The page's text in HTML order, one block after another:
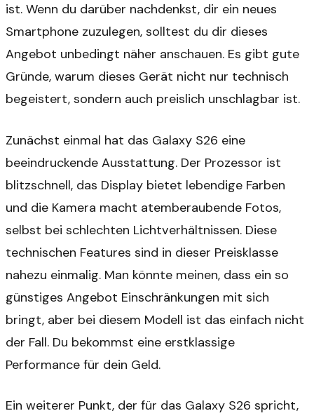
ist. Wenn du darüber nachdenkst, dir ein neues
Smartphone zuzulegen, solltest du dir dieses
Angebot unbedingt näher anschauen. Es gibt gute
Gründe, warum dieses Gerät nicht nur technisch
begeistert, sondern auch preislich unschlagbar ist.
Zunächst einmal hat das Galaxy S26 eine
beeindruckende Ausstattung. Der Prozessor ist
blitzschnell, das Display bietet lebendige Farben
und die Kamera macht atemberaubende Fotos,
selbst bei schlechten Lichtverhältnissen. Diese
technischen Features sind in dieser Preisklasse
nahezu einmalig. Man könnte meinen, dass ein so
günstiges Angebot Einschränkungen mit sich
bringt, aber bei diesem Modell ist das einfach nicht
der Fall. Du bekommst eine erstklassige
Performance für dein Geld.
Ein weiterer Punkt, der für das Galaxy S26 spricht,